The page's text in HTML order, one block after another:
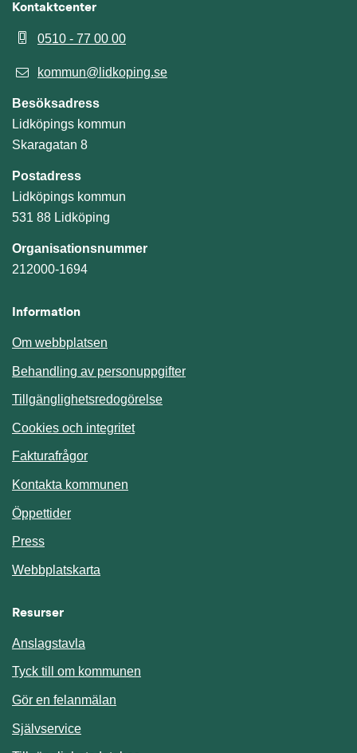
Kontaktcenter
0510 - 77 00 00
kommun@lidkoping.se
Besöksadress
Lidköpings kommun
Skaragatan 8
Postadress
Lidköpings kommun
531 88 Lidköping
Organisationsnummer
212000-1694
Information
Om webbplatsen
Behandling av personuppgifter
Tillgänglighetsredogörelse
Cookies och integritet
Fakturafrågor
Kontakta kommunen
Öppettider
Press
Webbplatskarta
Resurser
Anslagstavla
Tyck till om kommunen
Gör en felanmälan
SjälvserviceLänk till annan webbplats.